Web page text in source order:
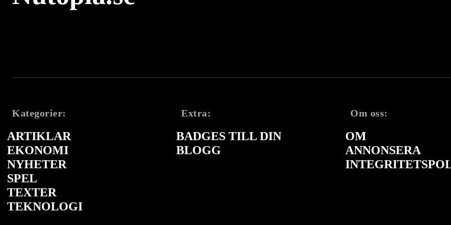
Kategorier:
ARTIKLAR
EKONOMI
NYHETER
SPEL
TEXTER
TEKNOLOGI
Extra:
BADGES TILL DIN
BLOGG
Om oss:
OM
ANNONSERA